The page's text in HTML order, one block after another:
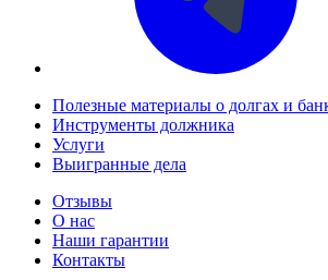
Полезные материалы о долгах и
Инструменты должника
Услуги
Выигранные дела
Отзывы
О нас
Наши гарантии
Контакты